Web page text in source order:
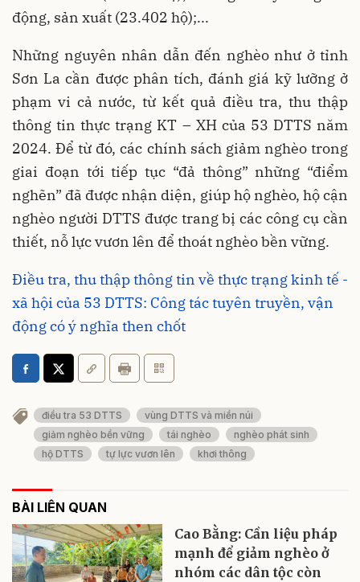
động, sản xuất (23.402 hộ);...
Những nguyên nhân dẫn đến nghèo như ở tỉnh
Sơn La cần được phân tích, đánh giá kỹ lưỡng ở
phạm vi cả nước, từ kết quả điều tra, thu thập
thông tin thực trạng KT – XH của 53 DTTS năm
2024. Để từ đó, các chính sách giảm nghèo trong
giai đoạn tới tiếp tục “đả thông” những “điểm
nghẽn” đã được nhận diện, giúp hộ nghèo, hộ cận
nghèo người DTTS được trang bị các công cụ cần
thiết, nỗ lực vươn lên để thoát nghèo bền vững.
Điều tra, thu thập thông tin về thực trạng kinh tế -
xã hội của 53 DTTS: Công tác tuyên truyền, vận
động có ý nghĩa then chốt
điều tra 53 DTTS
vùng DTTS và miền núi
giảm nghèo bền vững
tái nghèo
nghèo phát sinh
hộ DTTS
tự lực vươn lên khơi thông
BÀI LIÊN QUAN
Cao Bằng: Cần liệu pháp
mạnh để giảm nghèo ở
nhóm các dân tộc còn